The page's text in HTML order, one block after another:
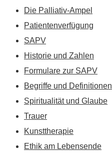
Die Palliativ-Ampel
Patientenverfügung
SAPV
Historie und Zahlen
Formulare zur SAPV
Begriffe und Definitionen
Spiritualität und Glaube
Trauer
Kunsttherapie
Ethik am Lebensende